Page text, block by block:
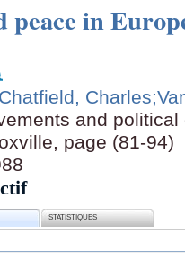
in
Chatfield, Charles
and
page (81-94)
STATISTIQUES